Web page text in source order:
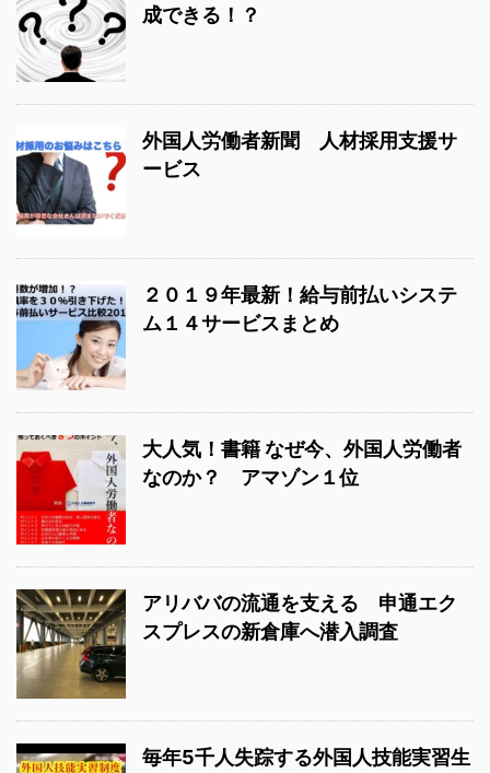
成できる！？
外国人労働者新聞 人材採用支援サ
ービス
２０１９年最新！給与前払いシステ
ム１４サービスまとめ
大人気！書籍 なぜ今、外国人労働者
なのか？ アマゾン１位
アリババの流通を支える 申通エク
スプレスの新倉庫へ潜入調査
毎年5千人失踪する外国人技能実習生